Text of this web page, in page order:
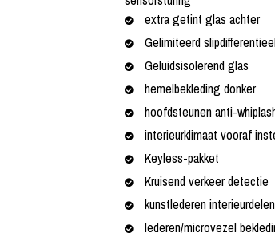
extra getint glas achter
Gelimiteerd
Geluidsisolerend glas
hemelbekleding donker
hoofdsteunen anti-
interieurklimaat vooraf
Keyless-pakket
Kruisend verkeer detectie
kunstlederen interieurdelen
lederen/microvezel